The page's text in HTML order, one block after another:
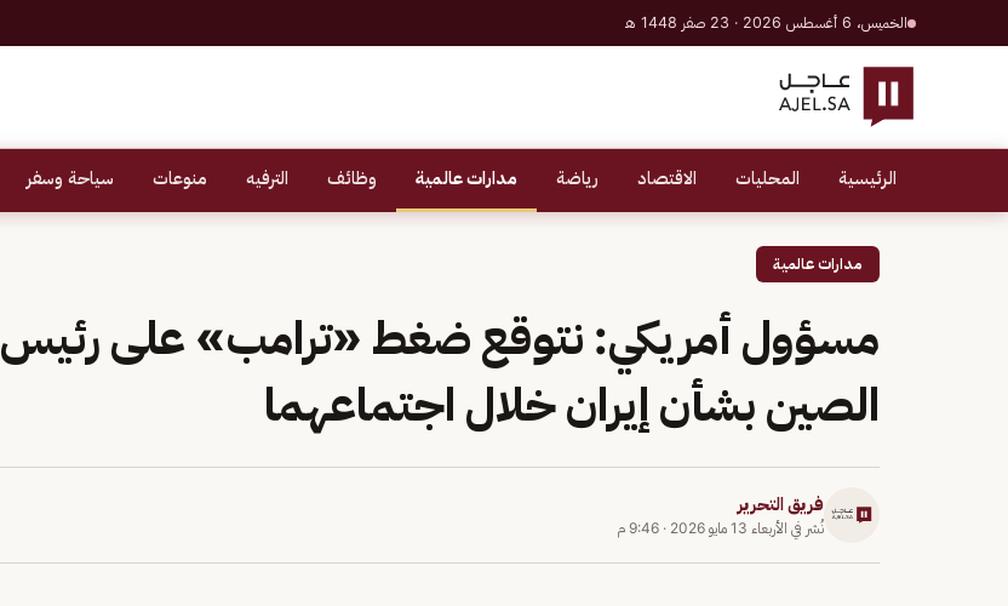
الخميس، 6 أغسطس 2026 · 23 صفر 1448 هـ
الرئيسية المحليات الاقتصاد رياضة مدارات عالمية وظائف الترفيه منوعات سياحة وسفر
مدارات عالمية
مسؤول أمريكي: نتوقع ضغط «ترامب» على رئيس
الصين بشأن إيران خلال اجتماعهما
فريق التحرير
نُشر في الأربعاء 13 مايو 2026 · 9:46 م